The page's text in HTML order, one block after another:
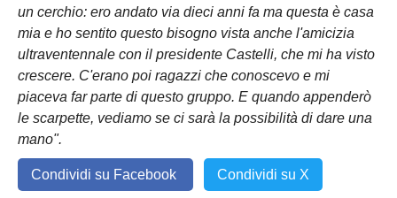
un cerchio: ero andato via dieci anni fa ma questa è casa
mia e ho sentito questo bisogno vista anche l'amicizia
ultraventennale con il presidente Castelli, che mi ha visto
crescere. C'erano poi ragazzi che conoscevo e mi
piaceva far parte di questo gruppo. E quando appenderò
le scarpette, vediamo se ci sarà la possibilità di dare una
mano".
Condividi su Facebook Condividi su X